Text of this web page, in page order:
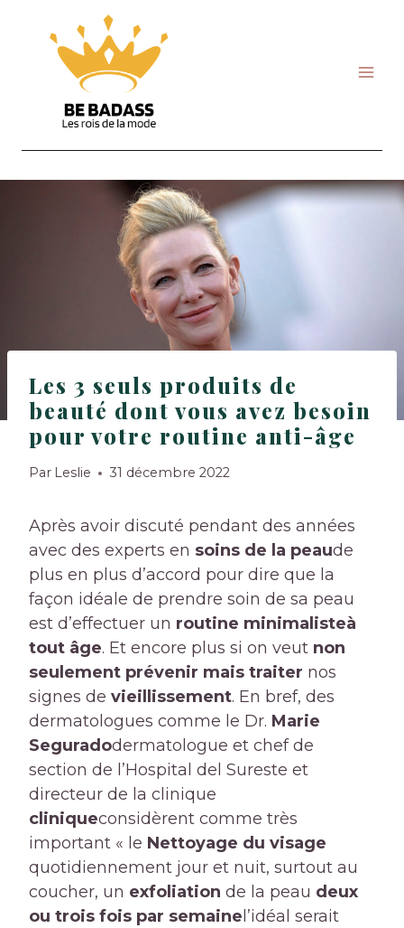
content
Les 3 seuls produits de
beauté dont vous avez besoin
pour votre routine anti-âge
Par Leslie 31 décembre 2022
Après avoir discuté pendant des années
avec des experts en soins de la peaude
plus en plus d’accord pour dire que la
façon idéale de prendre soin de sa peau
est d’effectuer un routine minimalisteà
tout âge. Et encore plus si on veut non
seulement prévenir mais traiter nos
signes de vieillissement. En bref, des
dermatologues comme le Dr. Marie
Seguradodermatologue et chef de
section de l’Hospital del Sureste et
directeur de la clinique
cliniqueconsidèrent comme très
important « le Nettoyage du visage
quotidiennement jour et nuit, surtout au
coucher, un exfoliation de la peau deux
ou trois fois par semaine l’idéal serait